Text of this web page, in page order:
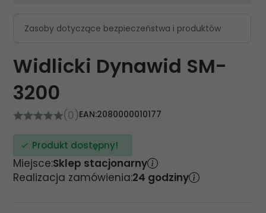
Zasoby dotyczące bezpieczeństwa i produktów
Widlicki Dynawid SM-
3200
(0)EAN:2080000010177
Produkt dostępny!
Miejsce:Sklep stacjonarny
Realizacja zamówienia:24 godziny